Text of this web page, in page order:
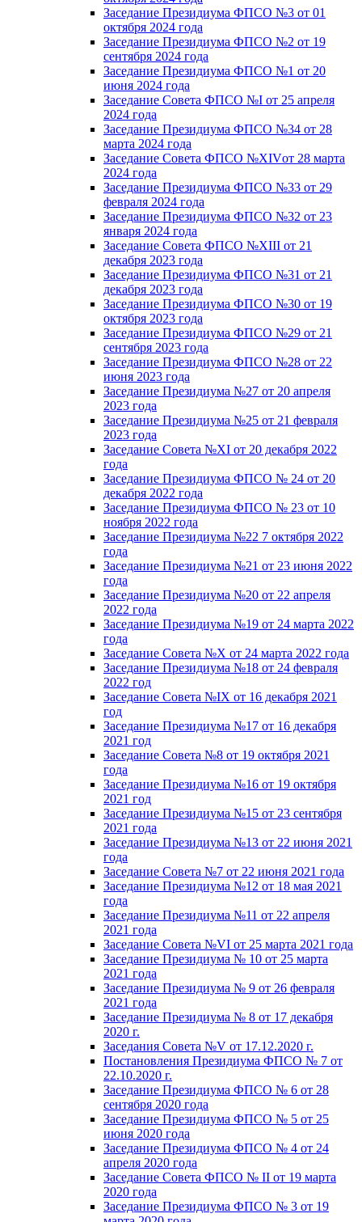
Заседание Президиума ФПСО №3 от 01
октября 2024 года
Заседание Президиума ФПСО №2 от 19
сентября 2024 года
Заседание Президиума ФПСО №1 от 20
июня 2024 года
Заседание Совета ФПСО №I от 25 апреля
2024 года
Заседание Президиума ФПСО №34 от 28
марта 2024 года
Заседание Совета ФПСО №XIVот 28 марта
2024 года
Заседание Президиума ФПСО №33 от 29
февраля 2024 года
Заседание Президиума ФПСО №32 от 23
января 2024 года
Заседание Совета ФПСО №XIII от 21
декабря 2023 года
Заседание Президиума ФПСО №31 от 21
декабря 2023 года
Заседание Президиума ФПСО №30 от 19
октября 2023 года
Заседание Президиума ФПСО №29 от 21
сентября 2023 года
Заседание Президиума ФПСО №28 от 22
июня 2023 года
Заседание Президиума №27 от 20 апреля
2023 года
Заседание Президиума №25 от 21 февраля
2023 года
Заседание Совета №XI от 20 декабря 2022
года
Заседание Президиума ФПСО № 24 от 20
декабря 2022 года
Заседание Президиума ФПСО № 23 от 10
ноября 2022 года
Заседание Президиума №22 7 октября 2022
года
Заседание Президиума №21 от 23 июня 2022
года
Заседание Президиума №20 от 22 апреля
2022 года
Заседание Президиума №19 от 24 марта 2022
года
Заседание Совета №X от 24 марта 2022 года
Заседание Президиума №18 от 24 февраля
2022 год
Заседание Совета №IX от 16 декабря 2021
год
Заседание Президиума №17 от 16 декабря
2021 год
Заседание Совета №8 от 19 октября 2021
года
Заседание Президиума №16 от 19 октября
2021 год
Заседание Президиума №15 от 23 сентября
2021 года
Заседание Президиума №13 от 22 июня 2021
года
Заседание Совета №7 от 22 июня 2021 года
Заседание Президиума №12 от 18 мая 2021
года
Заседание Президиума №11 от 22 апреля
2021 года
Заседание Совета №VI от 25 марта 2021 года
Заседание Президиума № 10 от 25 марта
2021 года
Заседание Президиума № 9 от 26 февраля
2021 года
Заседание Президиума № 8 от 17 декабря
2020 г.
Заседания Совета №V от 17.12.2020 г.
Постановления Президиума ФПСО № 7 от
22.10.2020 г.
Заседание Президиума ФПСО № 6 от 28
сентября 2020 года
Заседание Президиума ФПСО № 5 от 25
июня 2020 года
Заседание Президиума ФПСО № 4 от 24
апреля 2020 года
Заседание Совета ФПСО № II от 19 марта
2020 года
Заседание Президиума ФПСО № 3 от 19